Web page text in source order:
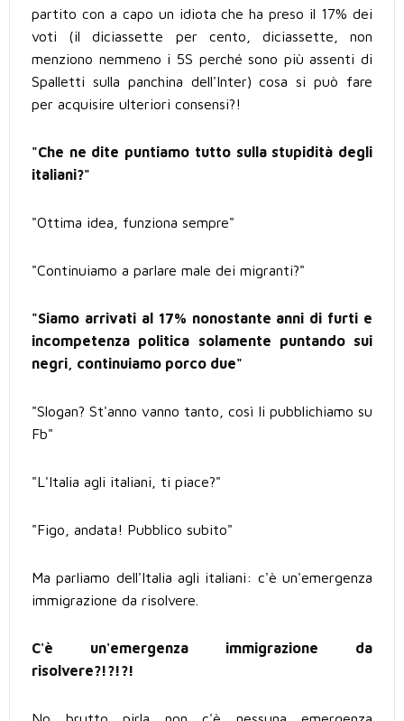
partito con a capo un idiota che ha preso il 17% dei
voti (il diciassette per cento, diciassette, non
menziono nemmeno i 5S perché sono più assenti di
Spalletti sulla panchina dell'Inter) cosa si può fare
per acquisire ulteriori consensi?!
"Che ne dite puntiamo tutto sulla stupidità degli
italiani?"
"Ottima idea, funziona sempre"
"Continuiamo a parlare male dei migranti?"
"Siamo arrivati al 17% nonostante anni di furti e
incompetenza politica solamente puntando sui
negri, continuiamo porco due"
"Slogan? St'anno vanno tanto, così li pubblichiamo su
Fb"
"L'Italia agli italiani, ti piace?"
"Figo, andata! Pubblico subito"
Ma parliamo dell'Italia agli italiani: c'è un'emergenza
immigrazione da risolvere.
C'è un'emergenza immigrazione da
risolvere?!?!?!